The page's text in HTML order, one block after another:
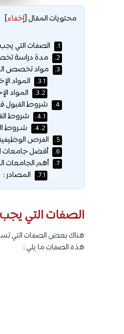
محتويات المقال[إخفاء]
1. الصفات التي
2. مدة دراسة
3. مواد تخصص
3.1. المواد
3.2. المواد
4. شروط القبول
4.1. شروط
4.2. شـروط
5. الفرص
6. أفضل جامعات
7. أهم الجامعات
7.1. المصادر :
الصفات التي
هناك بعض الصفات التي
هذه الصفات ما يلي :